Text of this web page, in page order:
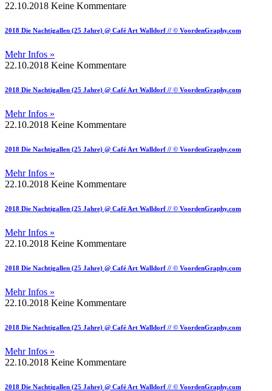
22.10.2018 Keine Kommentare
2018 Die Nachtigallen (25 Jahre) @ Café Art Walldorf // © VoordenGraphy.com
Mehr Infos »
22.10.2018 Keine Kommentare
2018 Die Nachtigallen (25 Jahre) @ Café Art Walldorf // © VoordenGraphy.com
Mehr Infos »
22.10.2018 Keine Kommentare
2018 Die Nachtigallen (25 Jahre) @ Café Art Walldorf // © VoordenGraphy.com
Mehr Infos »
22.10.2018 Keine Kommentare
2018 Die Nachtigallen (25 Jahre) @ Café Art Walldorf // © VoordenGraphy.com
Mehr Infos »
22.10.2018 Keine Kommentare
2018 Die Nachtigallen (25 Jahre) @ Café Art Walldorf // © VoordenGraphy.com
Mehr Infos »
22.10.2018 Keine Kommentare
2018 Die Nachtigallen (25 Jahre) @ Café Art Walldorf // © VoordenGraphy.com
Mehr Infos »
22.10.2018 Keine Kommentare
2018 Die Nachtigallen (25 Jahre) @ Café Art Walldorf // © VoordenGraphy.com